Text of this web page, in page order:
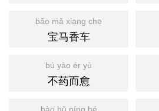
bǎo mǎ xiāng chē
宝马香车
bù yào ér yù
不药而愈